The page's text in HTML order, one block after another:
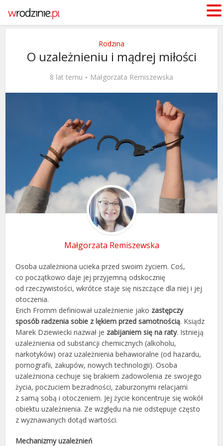
Rodzina
O uzależnieniu i mądrej miłości
8 lat temu Małgorzata Remiszewska
Małgorzata Remiszewska
Osoba uzależniona ucieka przed swoim życiem. Coś,
co początkowo daje jej przyjemną odskocznię
od rzeczywistości, wkrótce staje się niszczące dla niej i jej
otoczenia.
Erich Fromm definiował uzależnienie jako zastępczy
sposób radzenia sobie z lękiem przed samotnością. Ksiądz
Marek Dziewiecki nazwał je zabijaniem się na raty. Istnieją
uzależnienia od substancji chemicznych (alkoholu,
narkotyków) oraz uzależnienia behawioralne (od hazardu,
pornografii, zakupów, nowych technologii). Osoba
uzależniona cechuje się brakiem zadowolenia ze swojego
życia, poczuciem bezradności, zaburzonymi relacjami
z samą sobą i otoczeniem. Jej życie koncentruje się wokół
obiektu uzależnienia. Ze względu na nie odstępuje często
z wyznawanych dotąd wartości.
Mechanizmy uzależnień